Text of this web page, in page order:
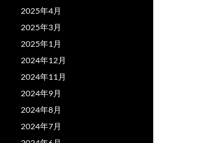
2025年4月
2025年3月
2025年1月
2024年12月
2024年11月
2024年9月
2024年8月
2024年7月